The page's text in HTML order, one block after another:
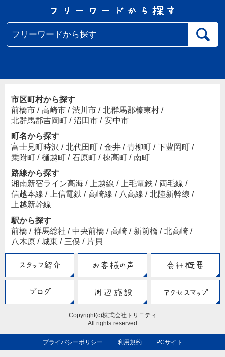
市区町村から探す
前橋市 / 高崎市 / 渋川市 / 北群馬郡榛東村 /
北群馬郡吉岡町 / 沼田市 / 安中市
町名から探す
富士見町時沢 / 北代田町 / 金井 / 青柳町 / 下豊岡町 /
乗附町 / 樋越町 / 石原町 / 棟高町 / 南町
路線から探す
湘南新宿ライン高海 / 上越線 / 上毛電鉄 / 両毛線 /
信越本線 / 上信電鉄 / 高崎線 / 八高線 / 北陸新幹線 /
上越新幹線
駅から探す
前橋 / 群馬総社 / 中央前橋 / 高崎 / 新前橋 / 北高崎 /
八木原 / 城東 / 三俣 / 片貝
Copyright(c)株式会社トリニティ
All rights reserved
プライバシーポリシー 利用規約 PCサイト